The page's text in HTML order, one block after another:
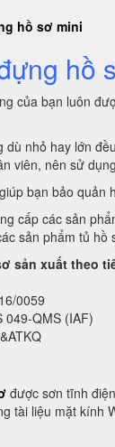
hồ sơ mini
hồ
của bạn luôn
dù nhỏ hay lớn
viên, nên sử
bạn bảo
cấp các sản
sản phẩm tủ hồ
sản xuất theo
0059
QMS (IAF)
được sơn tĩnh
tài liệu mặt kính